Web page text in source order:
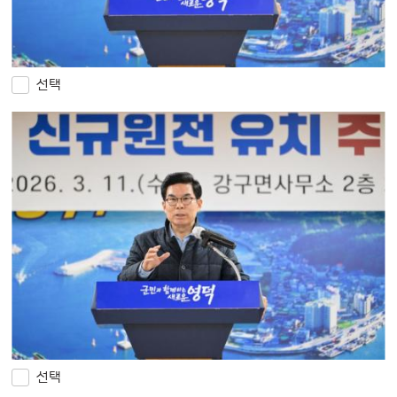
선택
선택